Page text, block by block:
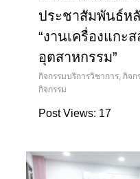
ประชาสัมพันธ์ห
“งานเครื่องแกะ
อุตสาหกรรม”
กิจกรรมบริการวิชาการ,กิจก
กิจกรรม
Post Views: 17